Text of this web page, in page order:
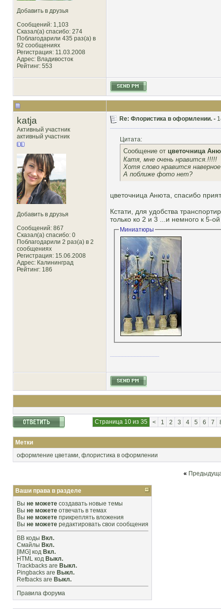
Добавить в друзья
Сообщений: 1,103
Сказал(а) спасибо: 274
Поблагодарили 435 раз(а) в
92 сообщениях
Регистрация: 11.03.2008
Адрес: Владивосток
Рейтинг: 553
katja
Активный участник
активный участник
Добавить в друзья
Сообщений: 867
Сказал(а) спасибо: 0
Поблагодарили 2 раз(а) в 2
сообщениях
Регистрация: 15.06.2008
Адрес: Калининград
Рейтинг: 186
Re: Флористика в оформлении. -
Цитата:
Сообщение от цветочница
Катя, мне очень нравится.!!!!!
Хотя слово нравится
А поближе фото нет?
цветочница Анюта, спасибо
Кстати, для удобства
только ко 2 и 3 ...и немного к 5-
Миниатюры
Страница 10 из 35 < 1 2 3 4 5 6 7
Метки
оформление цветами, флористика в оформлении
«
Ваши права в разделе
Вы не можете создавать новые темы
Вы не можете отвечать в темах
Вы не можете прикреплять вложения
Вы не можете редактировать свои сообщения
BB коды Вкл.
Смайлы Вкл.
[IMG] код Вкл.
HTML код Выкл.
Trackbacks are Выкл.
Pingbacks are Выкл.
Refbacks are Выкл.
Правила форума